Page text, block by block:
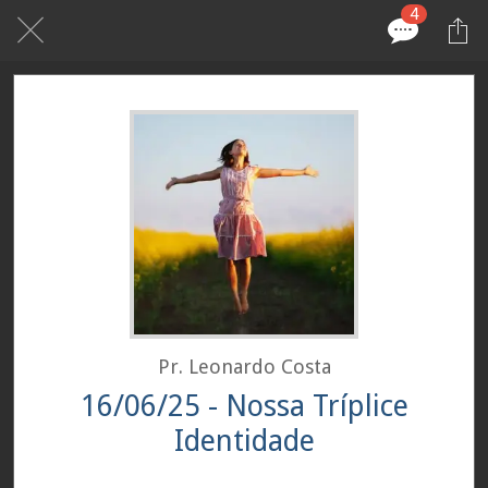
4
Pr. Leonardo Costa
16/06/25 - Nossa Tríplice
Identidade